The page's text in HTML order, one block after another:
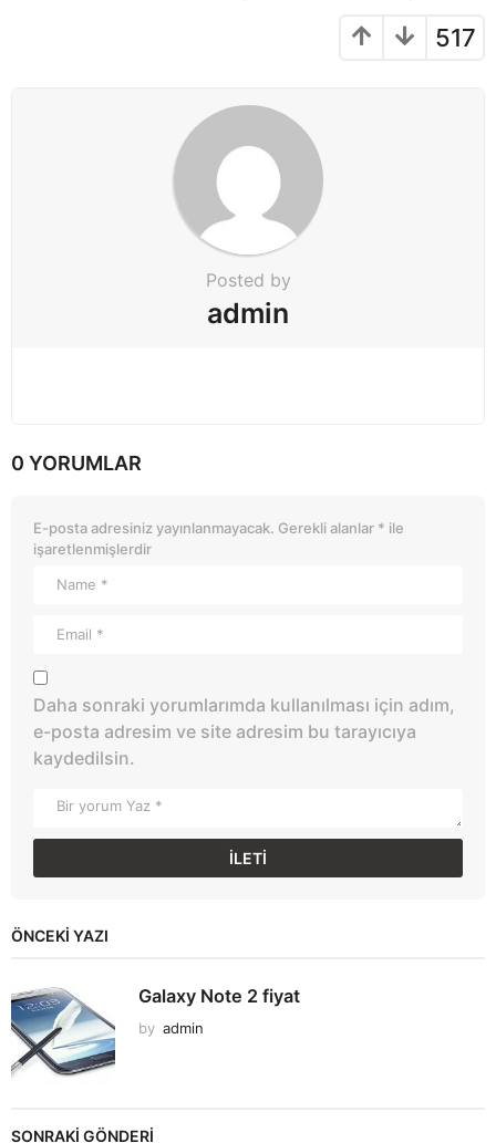
517
Posted by
admin
0 YORUMLAR
E-posta adresiniz yayınlanmayacak. Gerekli alanlar * ile
işaretlenmişlerdir
Daha sonraki yorumlarımda kullanılması için adım,
e-posta adresim ve site adresim bu tarayıcıya
kaydedilsin.
ÖNCEKI YAZI
Galaxy Note 2 fiyat
by admin
SONRAKİ GÖNDERİ